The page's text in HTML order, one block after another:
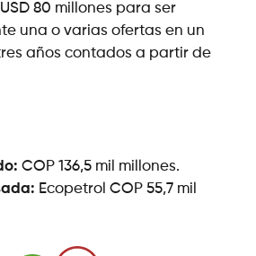
80 millones para ser
una o varias ofertas en un
años contados a partir de
COP 136,5 mil millones.
Ecopetrol COP 55,7 mil